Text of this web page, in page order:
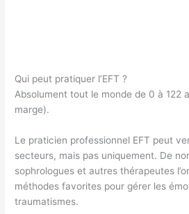
Qui peut pratiquer l’EFT ?
Absolument tout le monde de 0 à 122
marge).
Le praticien professionnel EFT peut
secteurs, mais pas uniquement. De
sophrologues et autres thérapeutes
méthodes favorites pour gérer les
traumatismes.